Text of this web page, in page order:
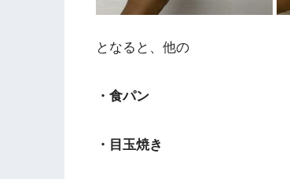
となると、他の
・食パン
・目玉焼き